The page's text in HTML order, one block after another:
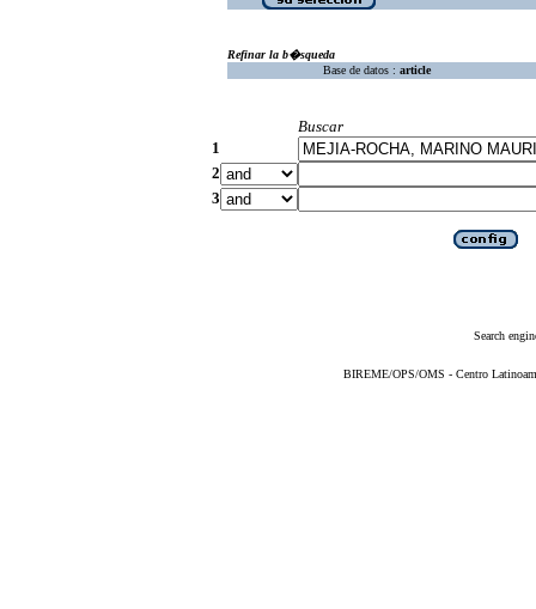
Refinar la b�squeda
Base de datos : article
Buscar
1
2
3
Search
BIREME/OPS/OMS - Centro